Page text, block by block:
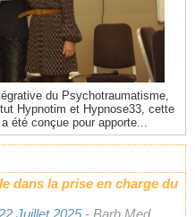
du Psychotraumatisme,
Hypnotim et Hypnose33, cette
été conçue pour apporte...
dans la prise en charge du
Juillet 2025 - Barh Med